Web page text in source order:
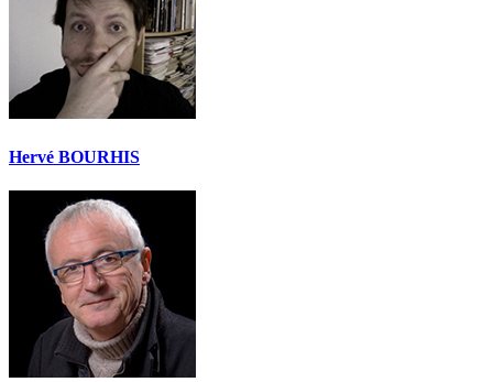
Hervé BOURHIS